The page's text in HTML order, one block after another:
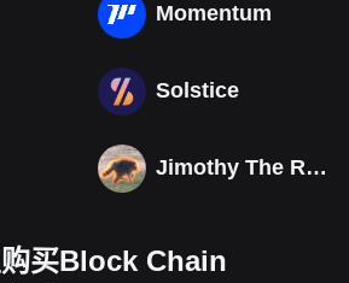
Momentum
Solstice
Jimothy The Raccoon
买Block Chain